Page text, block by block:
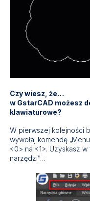
Czy wiesz, że…
w GstarCAD możesz
klawiaturowe?
W pierwszej kolejności
wywołaj komendę
<0> na <1>. Uzyskasz
narzędzi”…